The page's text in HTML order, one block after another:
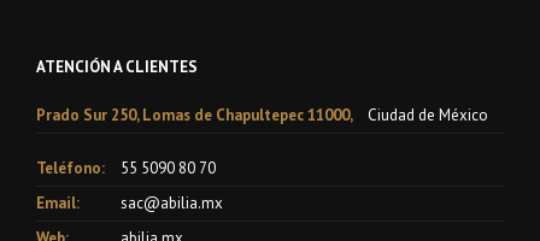
ATENCIÓN A CLIENTES
Prado Sur 250, Lomas de Chapultepec 11000, Ciudad de México
Teléfono:
55 5090 80 70
Email:
sac@abilia.mx